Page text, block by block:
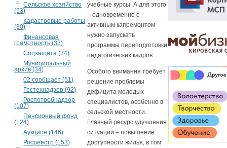
Сельское хозяйство
(53)
Кадастровые работы
(30)
Финансовая
грамотность (33)
Соцзащита (34)
Муниципальный
архив (34)
02 сообщает (51)
Гостехнадзор (92)
Роспотребнадзор
(107)
Пенсионный фонд
(124)
Аукцион (146)
Росреестр (153)
учебные курсы. А для этого
– одновременно с
активным капремонтом
нужно запускать
программы переподготовки
педагогических кадров.
Особого внимания требует
решение проблемы
дефицита молодых
специалистов, особенно в
сельской местности.
Главный ресурс улучшения
ситуации – повышение
доступности жилья, в том